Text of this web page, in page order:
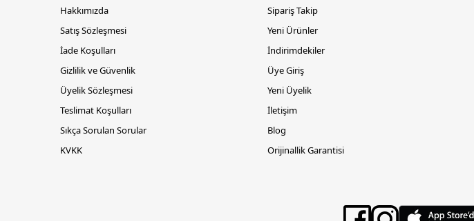
Hakkımızda
Satış Sözleşmesi
İade Koşulları
Gizlilik ve Güvenlik
Üyelik Sözleşmesi
Teslimat Koşulları
Sıkça Sorulan Sorular
KVKK
Sipariş Takip
Yeni Ürünler
İndirimdekiler
Üye Giriş
Yeni Üyelik
İletişim
Blog
Orijinallik Garantisi